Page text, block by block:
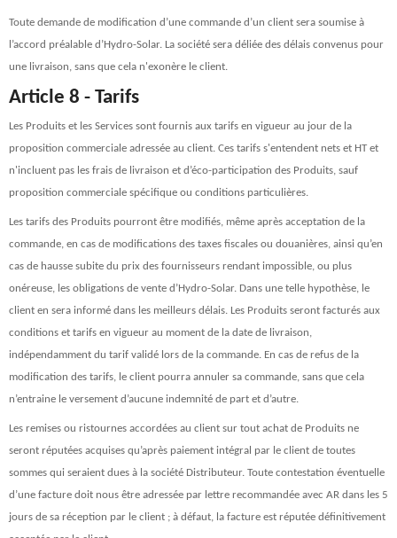
Toute demande de modification d’une commande d’un client sera soumise à
l’accord préalable d’Hydro-Solar. La société sera déliée des délais convenus pour
une livraison, sans que cela n'exonère le client.
Article 8 - Tarifs
Les Produits et les Services sont fournis aux tarifs en vigueur au jour de la
proposition commerciale adressée au client. Ces tarifs s'entendent nets et HT et
n'incluent pas les frais de livraison et d’éco-participation des Produits, sauf
proposition commerciale spécifique ou conditions particulières.
Les tarifs des Produits pourront être modifiés, même après acceptation de la
commande, en cas de modifications des taxes fiscales ou douanières, ainsi qu’en
cas de hausse subite du prix des fournisseurs rendant impossible, ou plus
onéreuse, les obligations de vente d’Hydro-Solar. Dans une telle hypothèse, le
client en sera informé dans les meilleurs délais. Les Produits seront facturés aux
conditions et tarifs en vigueur au moment de la date de livraison,
indépendamment du tarif validé lors de la commande. En cas de refus de la
modification des tarifs, le client pourra annuler sa commande, sans que cela
n’entraine le versement d’aucune indemnité de part et d’autre.
Les remises ou ristournes accordées au client sur tout achat de Produits ne
seront réputées acquises qu’après paiement intégral par le client de toutes
sommes qui seraient dues à la société Distributeur. Toute contestation éventuelle
d’une facture doit nous être adressée par lettre recommandée avec AR dans les 5
jours de sa réception par le client ; à défaut, la facture est réputée définitivement